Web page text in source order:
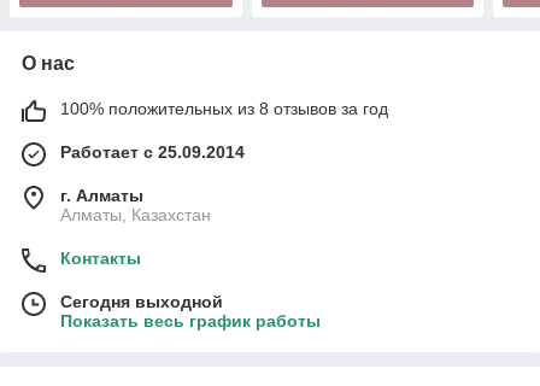
О нас
100% положительных из 8 отзывов за год
Работает с 25.09.2014
г. Алматы
Алматы, Казахстан
Контакты
Сегодня выходной
Показать весь график работы